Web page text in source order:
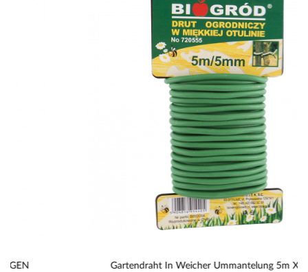
Gartendraht In Weicher Ummantelung 5m X 5mm